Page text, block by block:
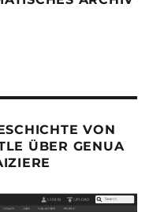
VON
ÜBER GENUA